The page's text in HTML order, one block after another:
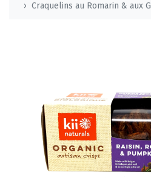
Craquelins au Romarin & aux